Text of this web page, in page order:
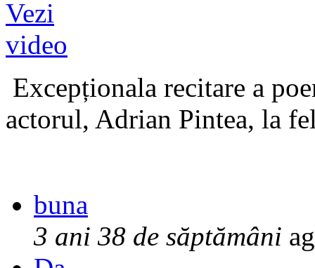
Excepționala recitare a
actorul, Adrian Pintea, la
buna
3 ani 38 de săptămâni